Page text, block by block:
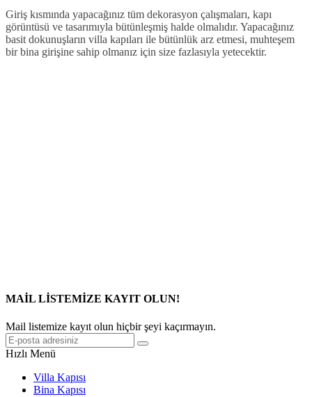
Giriş kısmında yapacağınız tüm dekorasyon çalışmaları, kapı
görüntüsü ve tasarımıyla bütünleşmiş halde olmalıdır. Yapacağınız
basit dokunuşların villa kapıları ile bütünlük arz etmesi, muhteşem
bir bina girişine sahip olmanız için size fazlasıyla yetecektir.
MAİL LİSTEMİZE KAYIT OLUN!
Mail listemize kayıt olun hiçbir şeyi kaçırmayın.
Hızlı Menü
Villa Kapısı
Bina Kapısı